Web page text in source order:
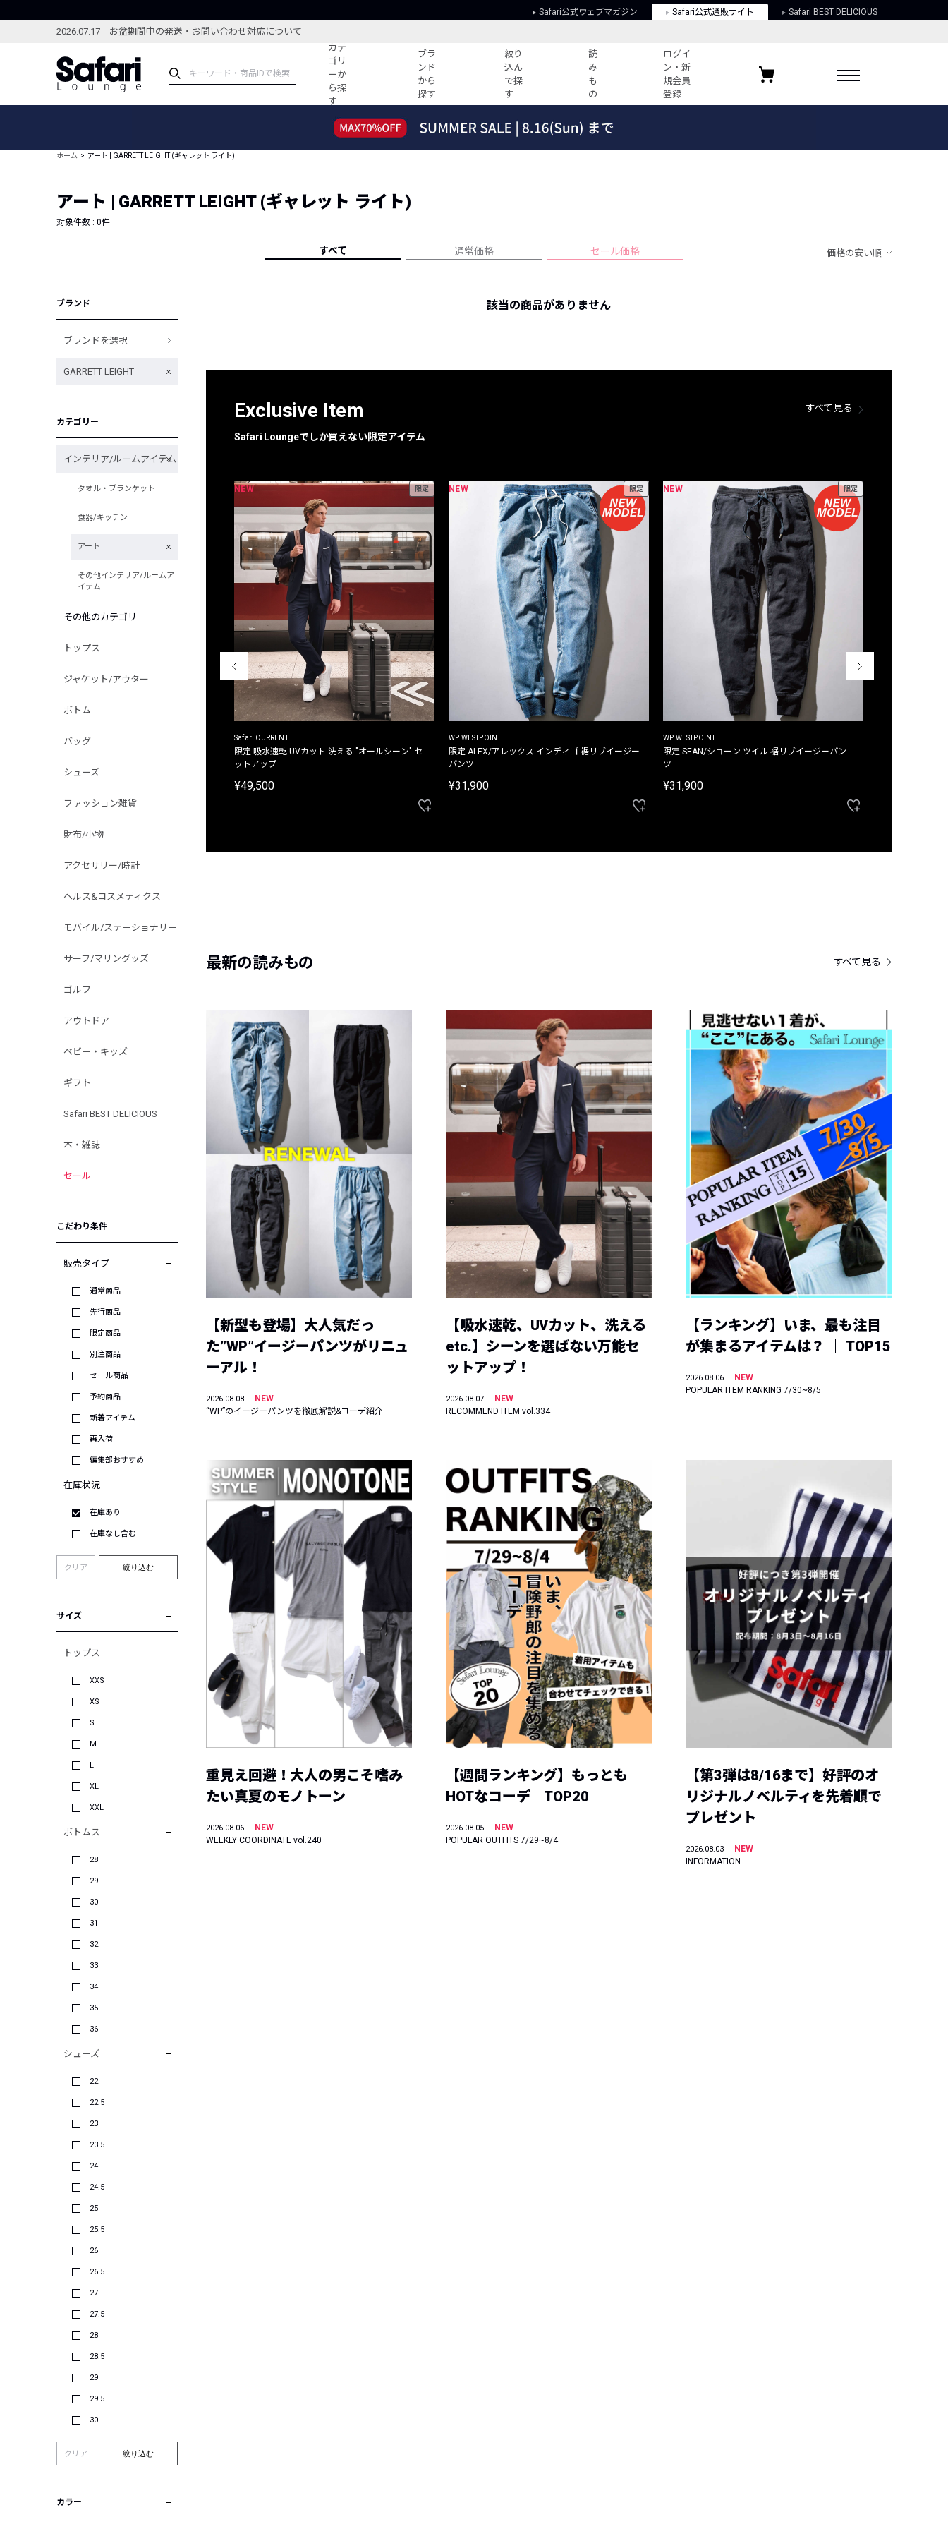
Safari公式ウェブマガジン Safari公式通販サイト Safari BEST DELICIOUS
2026.07.17 お盆期間中の発送・お問い合わせ対応について
カテ
ゴリ
ーか
ら探
す
ブラ
ンド
から
探す
絞り
込ん
で探
す
読
み
も
の
ログイ
ン・新
規会員
登録
ブランドから探す
新着アイテム
編集部のおすすめアイテム
特集記事
コーディネート
すべての記事
ーデ紹介
HOTなコーデ TOP20
人気記事ランキング
フォーカスブランド
プライバシーポリシー
お気に入りブランド
ホーム アート | GARRETT LEIGHT (ギャレット ライト)
アート | GARRETT LEIGHT (ギャレット ライト)
対象件数 : 0件
すべて 通常価格 セール価格 価格の安い順
ブランド
ブランドを選択
GARRETT LEIGHT
カテゴリー
インテリア/ルームアイテム
タオル・ブランケット
食器/キッチン
アート
その他インテリア/ルームア
イテム
その他のカテゴリ
トップス
ジャケット/アウター
ボトム
バッグ
シューズ
ファッション雑貨
財布/小物
アクセサリー/時計
ヘルス&コスメティクス
モバイル/ステーショナリー
サーフ/マリングッズ
ゴルフ
アウトドア
ベビー・キッズ
ギフト
Safari BEST DELICIOUS
本・雑誌
セール
こだわり条件
販売タイプ
通常商品
先行商品
限定商品
別注商品
セール商品
予約商品
新着アイテム
再入荷
編集部おすすめ
在庫状況
在庫あり
在庫なし含む
クリア 絞り込む
サイズ
トップス
XXS
XS
S
M
L
XL
XXL
ボトムス
28
29
30
31
32
33
34
35
36
シューズ
22
22.5
23
23.5
24
24.5
25
25.5
26
26.5
27
27.5
28
28.5
29
29.5
30
クリア 絞り込む
カラー
該当の商品がありません
Exclusive Item
Safari Loungeでしか買えない限定アイテム
すべて見る
NEW 限定
Safari CURRENT
限定 吸水速乾 UVカット 洗える "オールシーン" セ
ットアップ
¥49,500
NEW 限定
WP WESTPOINT
限定 ALEX/アレックス インディゴ 裾リブイージー
パンツ
¥31,900
NEW 限定
WP WESTPOINT
限定 SEAN/ショーン ツイル 裾リブイージーパン
ツ
¥31,900
最新の読みもの すべて見る
【新型も登場】大人気だっ
た”WP”イージーパンツがリニュ
ーアル！
2026.08.08
NEW
“WP”のイージーパンツを徹底解説&コーデ紹介
【吸水速乾、UVカット、洗える
etc.】シーンを選ばない万能セ
ットアップ！
2026.08.07
NEW
RECOMMEND ITEM vol.334
【ランキング】いま、最も注目
が集まるアイテムは？ ｜ TOP15
2026.08.06
NEW
POPULAR ITEM RANKING 7/30~8/5
重見え回避！大人の男こそ嗜み
たい真夏のモノトーン
2026.08.06
NEW
WEEKLY COORDINATE vol.240
【週間ランキング】もっとも
HOTなコーデ｜TOP20
2026.08.05
NEW
POPULAR OUTFITS 7/29~8/4
【第3弾は8/16まで】好評のオ
リジナルノベルティを先着順で
プレゼント
2026.08.03
NEW
INFORMATION